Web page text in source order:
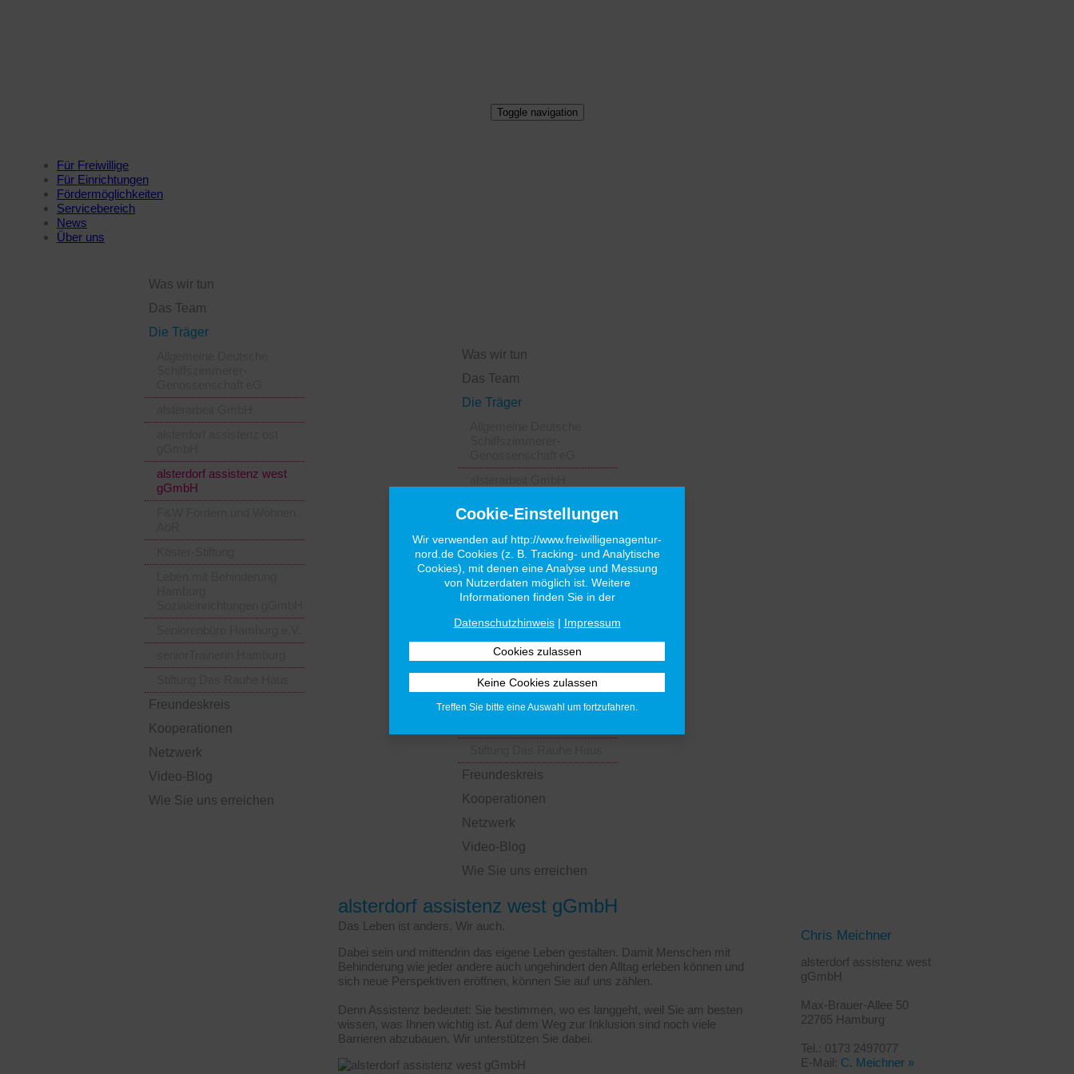
Toggle navigation
Für Freiwillige
Für Einrichtungen
Fördermöglichkeiten
Servicebereich
News
Über uns
Was wir tun
Das Team
Die Träger
alsterdorf assistenz west
gGmbH
Freundeskreis
Kooperationen
Netzwerk
Video-Blog
Wie Sie uns erreichen
Was wir tun
Das Team
Die Träger
alsterdorf assistenz ost
gGmbH
alsterdorf assistenz west
gGmbH
F&W Fördern und Wohnen
AöR
Köster-Stiftung
Leben mit Behinderung
Hamburg
Sozialeinrichtungen gGmbH
Seniorenbüro Hamburg e.V.
Freundeskreis
Kooperationen
Netzwerk
Video-Blog
Wie Sie uns erreichen
alsterdorf assistenz west gGmbH
Das Leben ist anders. Wir auch.
Dabei sein und mittendrin das eigene Leben gestalten. Damit Menschen mit
Behinderung wie jeder andere auch ungehindert den Alltag erleben können und
sich neue Perspektiven eröffnen, können Sie auf uns zählen.
Denn Assistenz bedeutet: Sie bestimmen, wo es langgeht, weil Sie am besten
wissen, was Ihnen wichtig ist. Auf dem Weg zur Inklusion sind noch viele
Barrieren abzubauen. Wir unterstützen Sie dabei.
Chris Meichner
alsterdorf assistenz west
gGmbH
Max-Brauer-Allee 50
22765 Hamburg
Tel.: 0173 2497077
E-Mail: C. Meichner »
Cookie-Einstellungen
Wir verwenden auf http://www.freiwilligenagentur-
nord.de Cookies (z. B. Tracking- und Analytische
Cookies), mit denen eine Analyse und Messung
von Nutzerdaten möglich ist. Weitere
Informationen finden Sie in der
Datenschutzhinweis| Impressum
Treffen Sie bitte eine Auswahl um fortzufahren.